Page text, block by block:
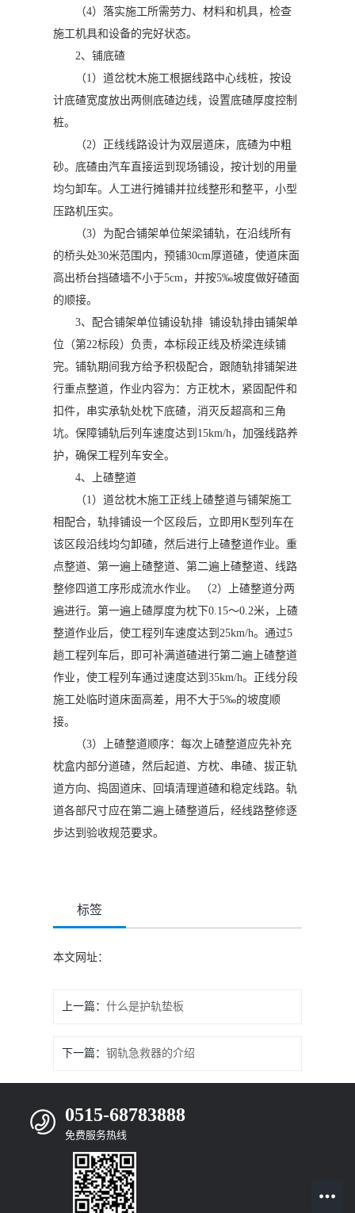
（4）落实施工所需劳力、材料和机具，检查
施工机具和设备的完好状态。
2、铺底碴
（1）道岔枕木施工根据线路中心线桩，按设
计底碴宽度放出两侧底碴边线，设置底碴厚度控制
桩。
（2）正线线路设计为双层道床，底碴为中粗
砂。底碴由汽车直接运到现场铺设，按计划的用量
均匀卸车。人工进行摊铺并拉线整形和整平，小型
压路机压实。
（3）为配合铺架单位架梁铺轨，在沿线所有
的桥头处30米范围内，预铺30cm厚道碴，使道床面
高出桥台挡碴墙不小于5cm，并按5‰坡度做好碴面
的顺接。
3、配合铺架单位铺设轨排 铺设轨排由铺架单
位（第22标段）负责，本标段正线及桥梁连续铺
完。铺轨期间我方给予积极配合，跟随轨排铺架进
行重点整道，作业内容为：方正枕木，紧固配件和
扣件，串实承轨处枕下底碴，消灭反超高和三角
坑。保障铺轨后列车速度达到15km/h，加强线路养
护，确保工程列车安全。
4、上碴整道
（1）道岔枕木施工正线上碴整道与铺架施工
相配合，轨排铺设一个区段后，立即用K型列车在
该区段沿线均匀卸碴，然后进行上碴整道作业。重
点整道、第一遍上碴整道、第二遍上碴整道、线路
整修四道工序形成流水作业。 （2）上碴整道分两
遍进行。第一遍上碴厚度为枕下0.15～0.2米，上碴
整道作业后，使工程列车速度达到25km/h。通过5
趟工程列车后，即可补满道碴进行第二遍上碴整道
作业，使工程列车通过速度达到35km/h。正线分段
施工处临时道床面高差，用不大于5‰的坡度顺
接。
（3）上碴整道顺序：每次上碴整道应先补充
枕盒内部分道碴，然后起道、方枕、串碴、拔正轨
道方向、捣固道床、回填清理道碴和稳定线路。轨
道各部尺寸应在第二遍上碴整道后，经线路整修逐
步达到验收规范要求。
标签
本文网址：
上一篇：什么是护轨垫板
下一篇：钢轨急救器的介绍
0515-68783888
免费服务热线